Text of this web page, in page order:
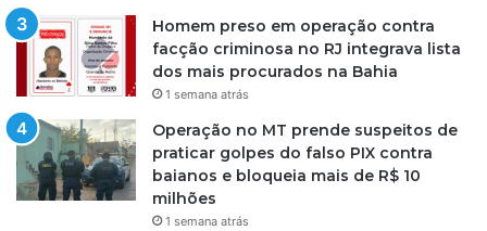
Homem preso em operação contra
facção criminosa no RJ integrava lista
dos mais procurados na Bahia
1 semana atrás
Operação no MT prende suspeitos de
praticar golpes do falso PIX contra
baianos e bloqueia mais de R$ 10
milhões
1 semana atrás